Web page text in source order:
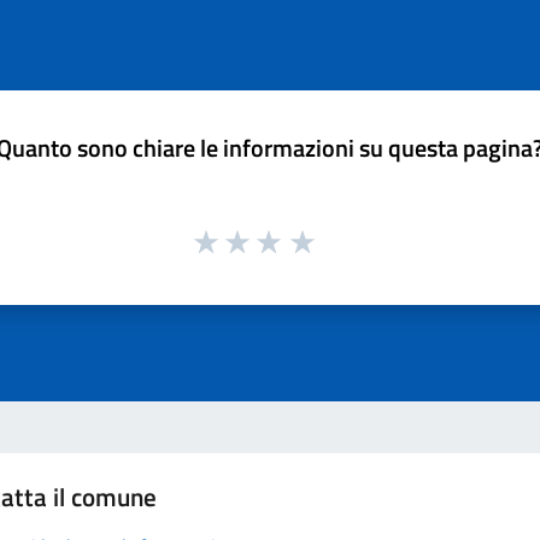
sono chiare le informazioni su questa
il comune